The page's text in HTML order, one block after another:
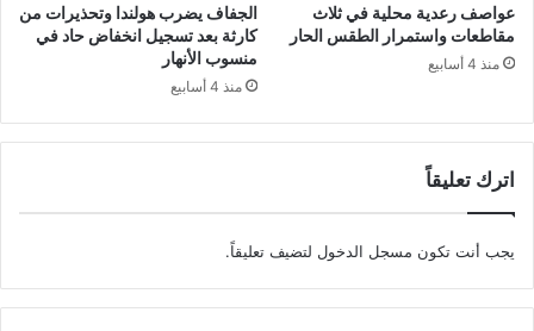
عواصف رعدية محلية في ثلاث
مقاطعات واستمرار الطقس الحار
منذ 4 أسابيع
الجفاف يضرب هولندا وتحذيرات من
كارثة بعد تسجيل انخفاض حاد في
منسوب الأنهار
منذ 4 أسابيع
اترك تعليقاً
يجب أنت تكون مسجل الدخول لتضيف تعليقاً.